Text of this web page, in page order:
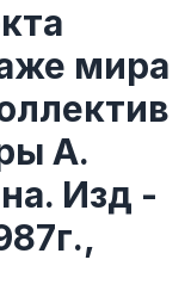
мира
А.
Изд -